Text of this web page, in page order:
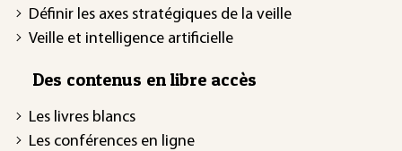
Définir les axes stratégiques de la veille
Veille et intelligence artificielle
Des contenus en libre accès
Les livres blancs
Les conférences en ligne